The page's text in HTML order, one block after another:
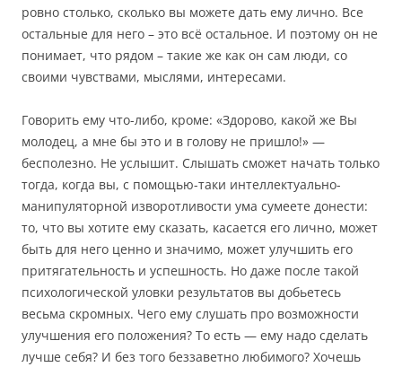
ровно столько, сколько вы можете дать ему лично. Все
остальные для него – это всё остальное. И поэтому он не
понимает, что рядом – такие же как он сам люди, со
своими чувствами, мыслями, интересами.
Говорить ему что-либо, кроме: «Здорово, какой же Вы
молодец, а мне бы это и в голову не пришло!» —
бесполезно. Не услышит. Слышать сможет начать только
тогда, когда вы, с помощью-таки интеллектуально-
манипуляторной изворотливости ума сумеете донести:
то, что вы хотите ему сказать, касается его лично, может
быть для него ценно и значимо, может улучшить его
притягательность и успешность. Но даже после такой
психологической уловки результатов вы добьетесь
весьма скромных. Чего ему слушать про возможности
улучшения его положения? То есть — ему надо сделать
лучше себя? И без того беззаветно любимого? Хочешь